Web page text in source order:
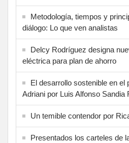
Metodología, tiempos y
diálogo: Lo que ven analistas
Delcy Rodríguez designa
eléctrica para plan de ahorro
El desarrollo sostenible en el
Adriani por Luis Alfonso Sandia
Un temible contendor por
Presentados los carteles de